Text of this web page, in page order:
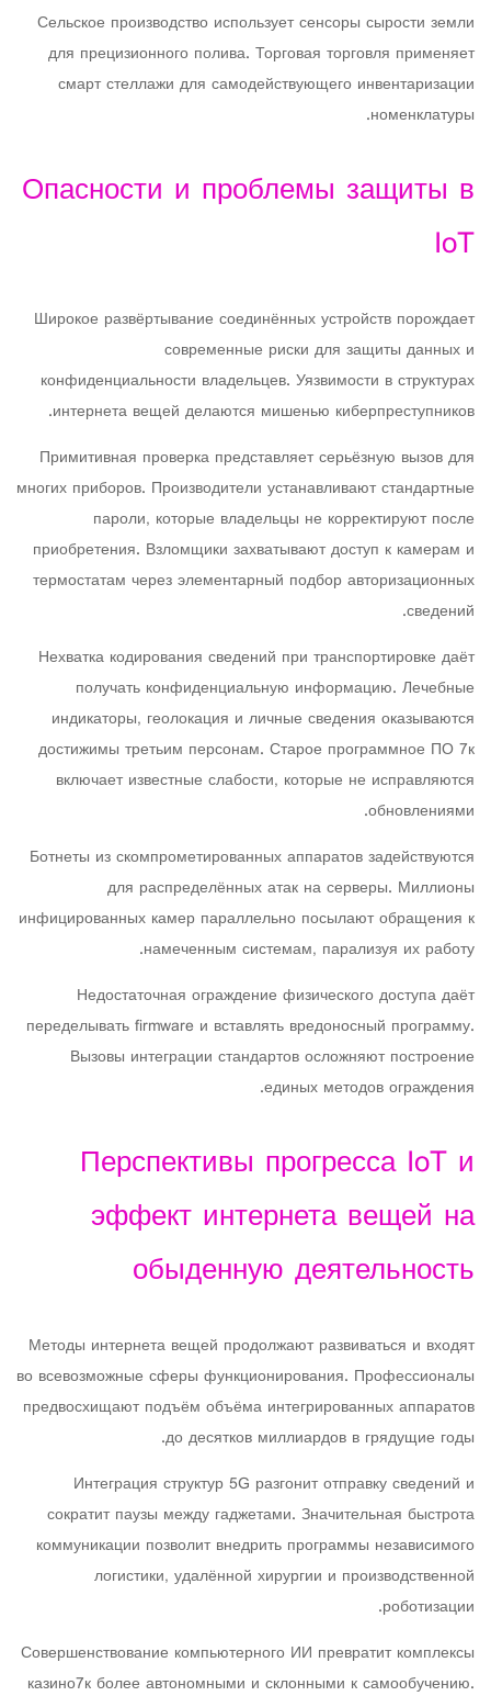
Сельское производство использует сенсоры сырости земли
для прецизионного полива. Торговая торговля применяет
смарт стеллажи для самодействующего инвентаризации
номенклатуры.
Опасности и проблемы защиты в
IoT
Широкое развёртывание соединённых устройств порождает
современные риски для защиты данных и
конфиденциальности владельцев. Уязвимости в структурах
интернета вещей делаются мишенью киберпреступников.
Примитивная проверка представляет серьёзную вызов для
многих приборов. Производители устанавливают стандартные
пароли, которые владельцы не корректируют после
приобретения. Взломщики захватывают доступ к камерам и
термостатам через элементарный подбор авторизационных
сведений.
Нехватка кодирования сведений при транспортировке даёт
получать конфиденциальную информацию. Лечебные
индикаторы, геолокация и личные сведения оказываются
достижимы третьим персонам. Старое программное ПО 7к
включает известные слабости, которые не исправляются
обновлениями.
Ботнеты из скомпрометированных аппаратов задействуются
для распределённых атак на серверы. Миллионы
инфицированных камер параллельно посылают обращения к
намеченным системам, парализуя их работу.
Недостаточная ограждение физического доступа даёт
переделывать firmware и вставлять вредоносный программу.
Вызовы интеграции стандартов осложняют построение
единых методов ограждения.
Перспективы прогресса IoT и
эффект интернета вещей на
обыденную деятельность
Методы интернета вещей продолжают развиваться и входят
во всевозможные сферы функционирования. Профессионалы
предвосхищают подъём объёма интегрированных аппаратов
до десятков миллиардов в грядущие годы.
Интеграция структур 5G разгонит отправку сведений и
сократит паузы между гаджетами. Значительная быстрота
коммуникации позволит внедрить программы независимого
логистики, удалённой хирургии и производственной
роботизации.
Совершенствование компьютерного ИИ превратит комплексы
казино7к более автономными и склонными к самообучению.